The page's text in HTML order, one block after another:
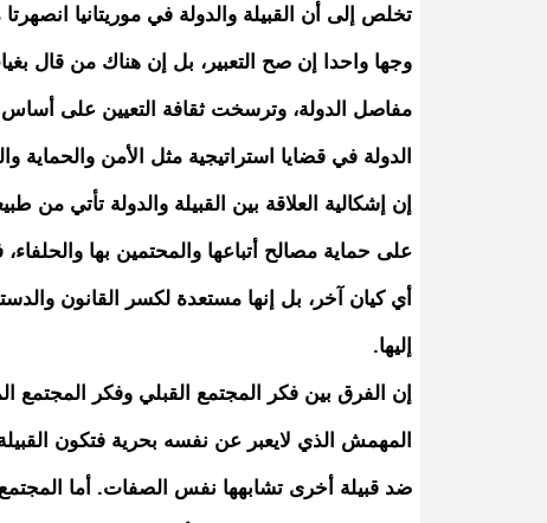
تخلص إلى أن القبيلة والدولة في موريتانيا
وجها واحدا إن صح التعبير، بل إن هناك من قال
مفاصل الدولة، وترسخت ثقافة التعيين على أساس
الدولة في قضايا استراتيجية مثل الأمن والحماية
إن إشكالية العلاقة بين القبيلة والدولة تأتي من
على حماية مصالح أتباعها والمحتمين بها
أي كيان آخر، بل إنها مستعدة لكسر القانون
إليها.
إن الفرق بين فكر المجتمع القبلي وفكر
المهمش الذي لايعبر عن نفسه بحرية فتكون
ضد قبيلة أخرى تشابهها نفس الصفات. أما